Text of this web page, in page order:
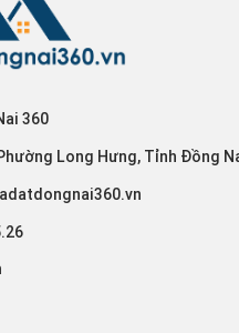
360
Long Hưng, Tỉnh Đồng